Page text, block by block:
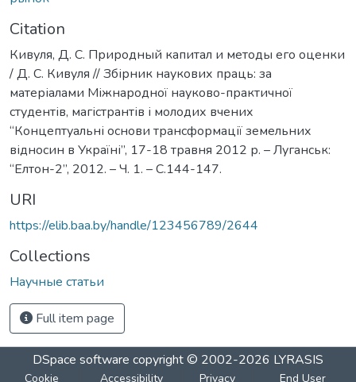
Citation
Кивуля, Д. С. Природный капитал и методы его оценки
/ Д. С. Кивуля // Збірник наукових праць: за
матеріалами Міжнародноï науково-практичноï
студентів, магістрантів і молодих вчених
“Концептуальні основи трансформаціï земельних
відносин в Украïні”, 17-18 травня 2012 р. – Луганськ:
“Елтон-2”, 2012. – Ч. 1. – С.144-147.
URI
https://elib.baa.by/handle/123456789/2644
Collections
Научные статьи
Full item page
DSpace software copyright © 2002-2026 LYRASIS
Cookie Accessibility Privacy End User